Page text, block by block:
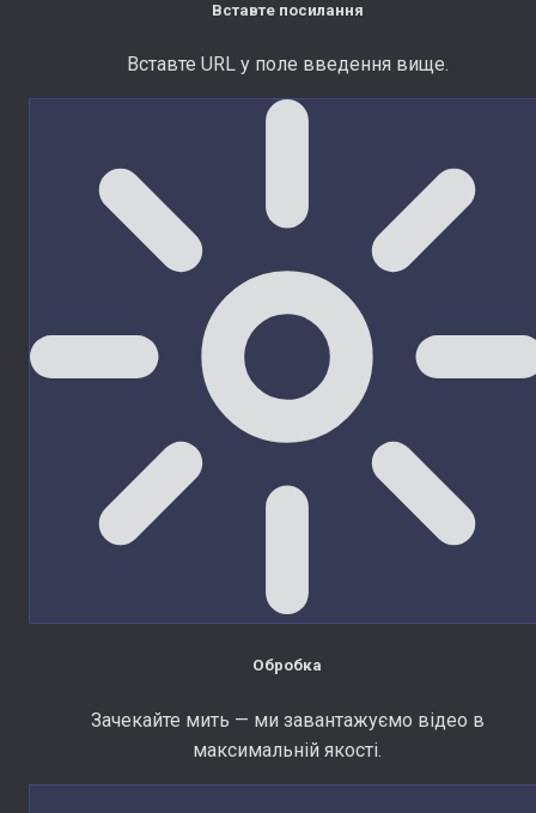
Вставте посилання
Вставте URL у поле введення вище.
Обробка
Зачекайте мить — ми завантажуємо відео в
максимальній якості.